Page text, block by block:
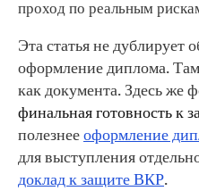
проход по реальным
Эта статья не
оформление диплома.
как документа. Здесь же
финальная готовность к
полезнееоформление
для выступления
доклад к защите ВКР.